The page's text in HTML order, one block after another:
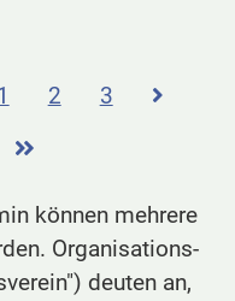
2 3
können mehrere
Organisations-
deuten an,